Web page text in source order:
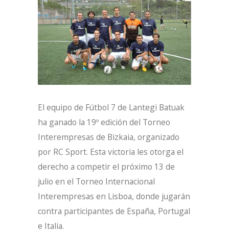
El equipo de Fútbol 7 de Lantegi Batuak
ha ganado la 19º edición del Torneo
Interempresas de Bizkaia, organizado
por RC Sport. Esta victoria les otorga el
derecho a competir el próximo 13 de
julio en el Torneo Internacional
Interempresas en Lisboa, donde jugarán
contra participantes de España, Portugal
e Italia.